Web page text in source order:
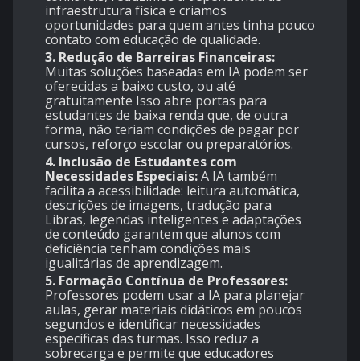
infraestrutura física e criamos
oportunidades para quem antes tinha pouco
contato com educação de qualidade.
3. Redução de Barreiras Financeiras:
Muitas soluções baseadas em IA podem ser
oferecidas a baixo custo, ou até
gratuitamente Isso abre portas para
estudantes de baixa renda que, de outra
forma, não teriam condições de pagar por
cursos, reforço escolar ou preparatórios.
4. Inclusão de Estudantes com
Necessidades Especiais:A IA também
facilita a acessibilidade: leitura automática,
descrições de imagens, tradução para
Libras, legendas inteligentes e adaptações
de conteúdo garantem que alunos com
deficiência tenham condições mais
igualitárias de aprendizagem.
5. Formação Contínua de Professores:
Professores podem usar a IA para planejar
aulas, gerar materiais didáticos em poucos
segundos e identificar necessidades
específicas das turmas. Isso reduz a
sobrecarga e permite que educadores